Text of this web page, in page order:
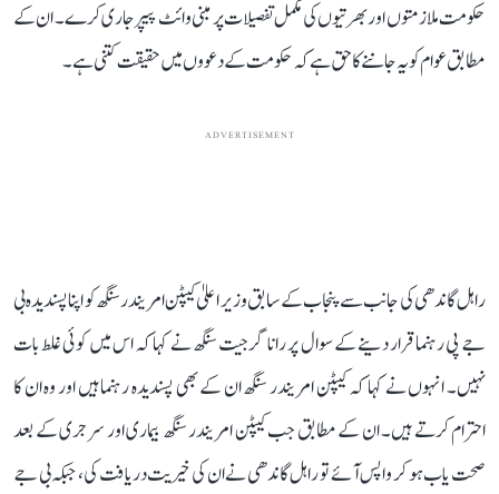
حکومت ملازمتوں اور بھرتیوں کی مکمل تفصیلات پر مبنی وائٹ پیپر جاری کرے۔ ان کے
مطابق عوام کو یہ جاننے کا حق ہے کہ حکومت کے دعووں میں حقیقت کتنی ہے۔
ADVERTISEMENT
راہل گاندھی کی جانب سے پنجاب کے سابق وزیر اعلیٰ کیپٹن امریندر سنگھ کو اپنا پسندیدہ بی
جے پی رہنما قرار دینے کے سوال پر رانا گرجیت سنگھ نے کہا کہ اس میں کوئی غلط بات
نہیں۔ انہوں نے کہا کہ کیپٹن امریندر سنگھ ان کے بھی پسندیدہ رہنما ہیں اور وہ ان کا
احترام کرتے ہیں۔ ان کے مطابق جب کیپٹن امریندر سنگھ بیماری اور سرجری کے بعد
صحت یاب ہو کر واپس آئے تو راہل گاندھی نے ان کی خیریت دریافت کی، جبکہ بی جے